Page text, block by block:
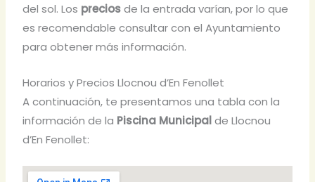
del sol. Los preciosde la entrada varían, por lo que
es recomendable consultar con el Ayuntamiento
para obtener más información.
Horarios y Precios Llocnou d’En Fenollet
A continuación, te presentamos una tabla con la
información de la Piscina Municipalde Llocnou
d’En Fenollet: